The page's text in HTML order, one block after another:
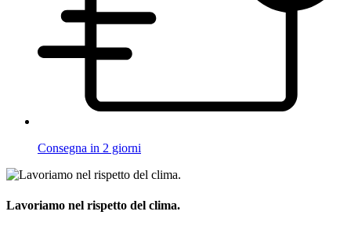
Consegna in 2 giorni
Lavoriamo nel rispetto del clima.